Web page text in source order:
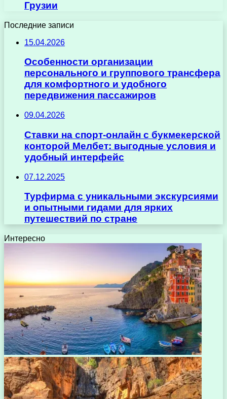
Грузии
Последние записи
15.04.2026
Особенности организации
персонального и группового трансфера
для комфортного и удобного
передвижения пассажиров
09.04.2026
Ставки на спорт-онлайн с букмекерской
конторой Мелбет: выгодные условия и
удобный интерфейс
07.12.2025
Турфирма с уникальными экскурсиями
и опытными гидами для ярких
путешествий по стране
Интересно